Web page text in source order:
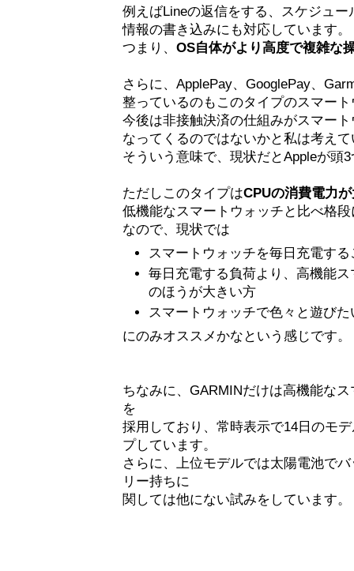
例えばLineの返信をする、スケジュ
情報の書き込みにも対応しています。
つまり、 OS自体がより高度で複雑な
さらに、ApplePay、GooglePay、
整っているのもこのタイプのスマー
今後は非接触決済の仕組みがスマー
なってくるのではないかと私は考え
そういう意味で、現状だとAppleが頭
ただしこのタイプはCPUの消費電力
低機能なスマートウォッチと比べ格
なので、現状では
スマートウォッチを毎日充電す
毎日充電する負荷より、高機能
のほうが大きい方
スマートウォッチで色々と遊びた
にのみオススメかなという感じです。
ちなみに、GARMINだけは高機能な
を
採用しており、常時表示で14日のモ
プしています。
さらに、上位モデルでは太陽電池で
リー持ちに
関しては他にない試みをしています。